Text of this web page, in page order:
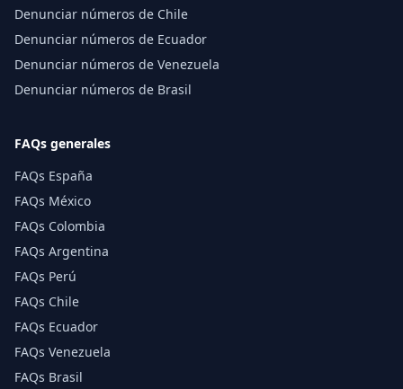
Denunciar números de Chile
Denunciar números de Ecuador
Denunciar números de Venezuela
Denunciar números de Brasil
FAQs generales
FAQs España
FAQs México
FAQs Colombia
FAQs Argentina
FAQs Perú
FAQs Chile
FAQs Ecuador
FAQs Venezuela
FAQs Brasil